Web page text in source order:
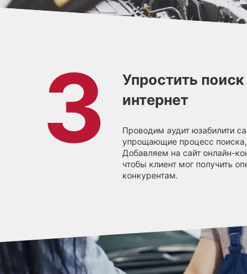
Упростить
интернет
Проводим аудит юзабилити
упрощающие процесс поиска,
Добавляем на сайт онлайн-
чтобы клиент мог получить
конкурентам.